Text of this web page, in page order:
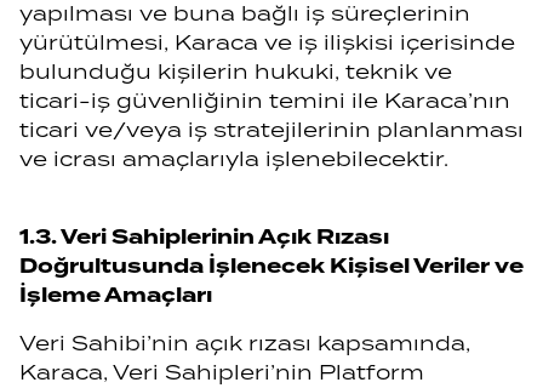
yapılması ve buna bağlı iş süreçlerinin
yürütülmesi, Karaca ve iş ilişkisi içerisinde
bulunduğu kişilerin hukuki, teknik ve
ticari-iş güvenliğinin temini ile Karaca’nın
ticari ve/veya iş stratejilerinin planlanması
ve icrası amaçlarıyla işlenebilecektir.
1.3. Veri Sahiplerinin Açık Rızası
Doğrultusunda İşlenecek Kişisel Veriler ve
İşleme Amaçları
Veri Sahibi’nin açık rızası kapsamında,
Karaca, Veri Sahipleri’nin Platform